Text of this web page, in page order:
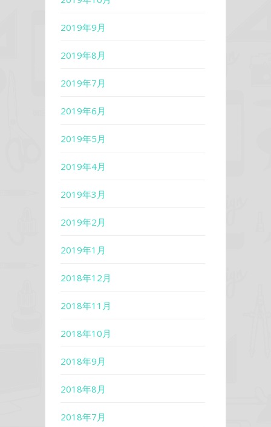
2019年9月
2019年8月
2019年7月
2019年6月
2019年5月
2019年4月
2019年3月
2019年2月
2019年1月
2018年12月
2018年11月
2018年10月
2018年9月
2018年8月
2018年7月